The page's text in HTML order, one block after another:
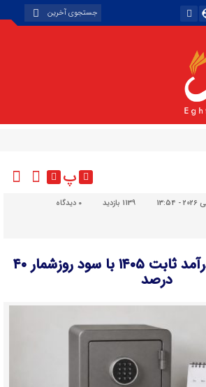
پ
1139 بازدید
دیدگاه
بهترین صندوق درآمد ثابت ۱۴۰۵ با سود روزشمار ۴۰
درصد